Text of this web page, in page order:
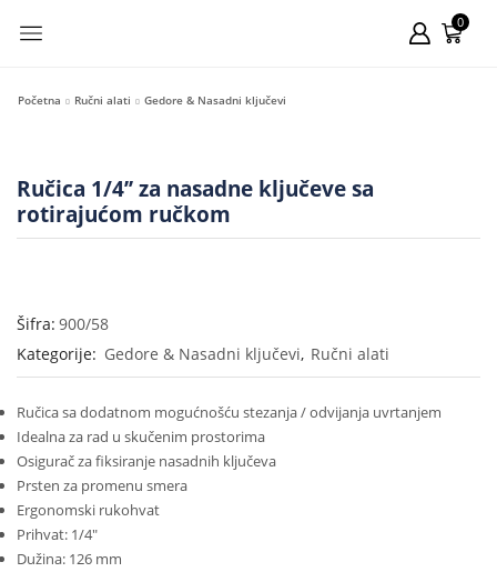
0
Početna Ručni alati Gedore & Nasadni ključevi
Ručica 1/4’’ za nasadne ključeve sa
rotirajućom ručkom
Šifra: 900/58
Kategorije: Gedore & Nasadni ključevi, Ručni alati
Ručica sa dodatnom mogućnošću stezanja / odvijanja uvrtanjem
Idealna za rad u skučenim prostorima
Osigurač za fiksiranje nasadnih ključeva
Prsten za promenu smera
Ergonomski rukohvat
Prihvat: 1/4″
Dužina: 126 mm